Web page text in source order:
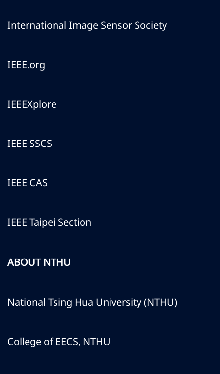
International Image Sensor Society
IEEE.org
IEEEXplore
IEEE SSCS
IEEE CAS
IEEE Taipei Section
ABOUT NTHU
National Tsing Hua University (NTHU)
College of EECS, NTHU